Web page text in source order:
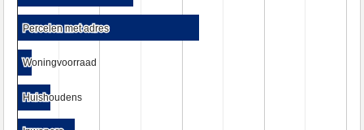
Percelen met adres
Percelen met adres
Woningvoorraad
Woningvoorraad
Huishoudens
Huishoudens